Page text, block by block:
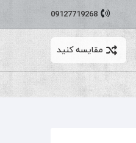
09127719268
مقایسه کنید